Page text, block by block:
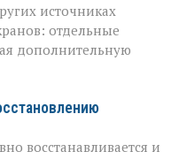
источниках
отдельные
дополнительную
восстанавливается и